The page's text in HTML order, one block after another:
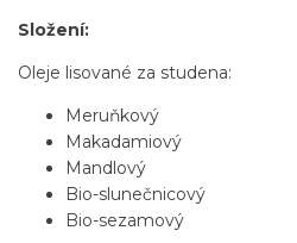
Složení:
Oleje lisované za studena:
Meruňkový
Makadamiový
Mandlový
Bio-slunečnicový
Bio-sezamový